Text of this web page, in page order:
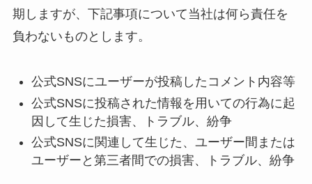
期しますが、下記事項について当社は何ら責任を
負わないものとします。
公式SNSにユーザーが投稿したコメント内容等
公式SNSに投稿された情報を用いての行為に起
因して生じた損害、トラブル、紛争
公式SNSに関連して生じた、ユーザー間または
ユーザーと第三者間での損害、トラブル、紛争